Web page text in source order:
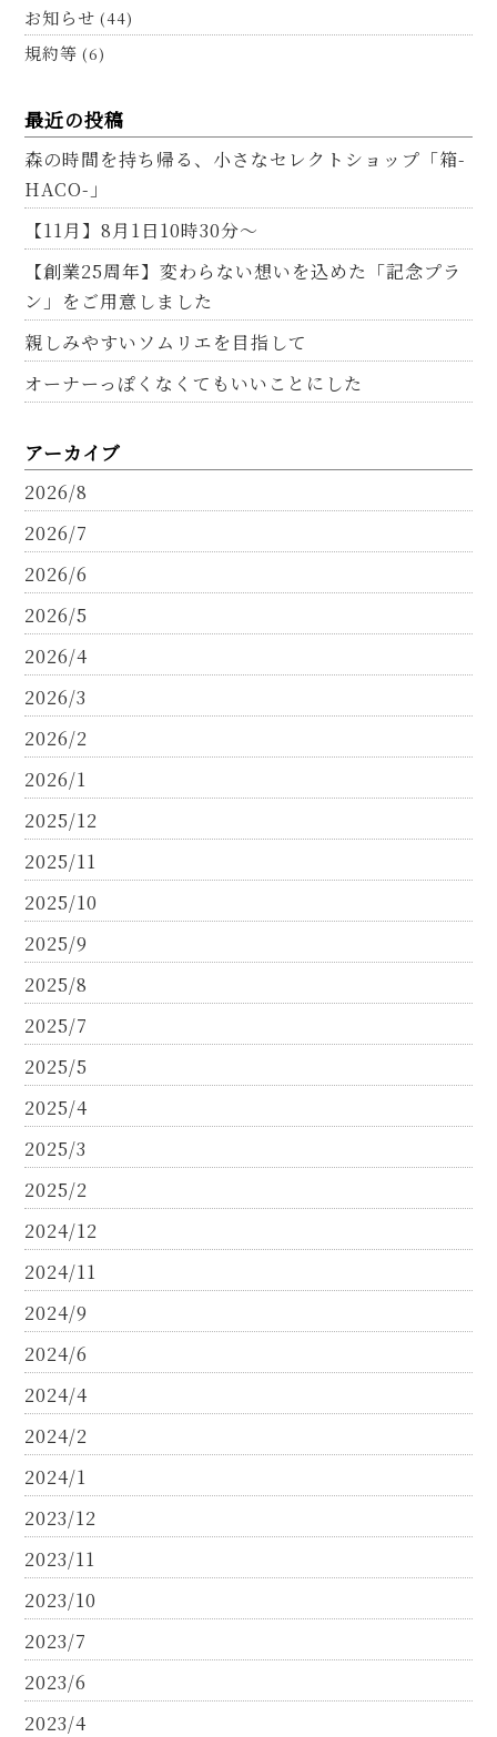
お知らせ (44)
規約等 (6)
最近の投稿
森の時間を持ち帰る、小さなセレクトショップ「箱-
HACO-」
【11月】8月1日10時30分～
【創業25周年】変わらない想いを込めた「記念プラ
ン」をご用意しました
親しみやすいソムリエを目指して
オーナーっぽくなくてもいいことにした
アーカイブ
2026/8
2026/7
2026/6
2026/5
2026/4
2026/3
2026/2
2026/1
2025/12
2025/11
2025/10
2025/9
2025/8
2025/7
2025/5
2025/4
2025/3
2025/2
2024/12
2024/11
2024/9
2024/6
2024/4
2024/2
2024/1
2023/12
2023/11
2023/10
2023/7
2023/6
2023/4